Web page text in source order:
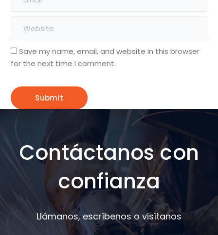
Save my name, email, and website in this browser
for the next time I comment.
Contáctanos con
confianza
Llámanos, escríbenos o visítanos